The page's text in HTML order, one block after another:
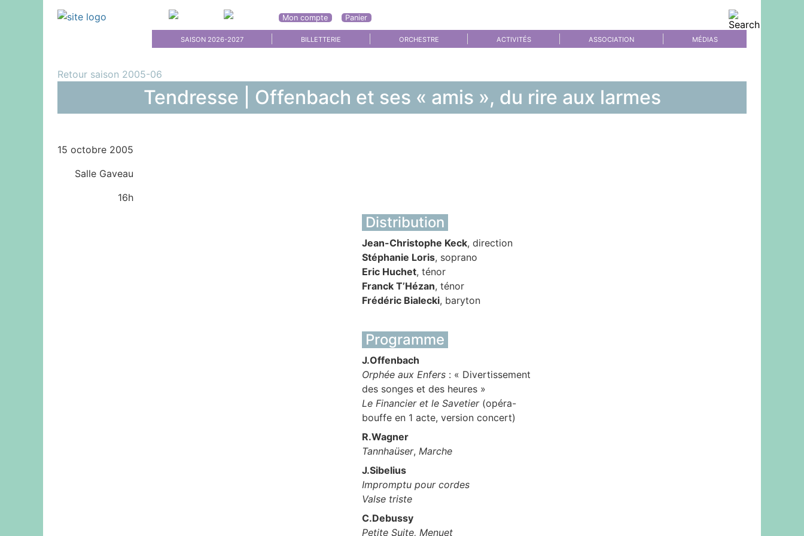
Mon compte Panier
Primary Menu
SAISON 2026-2027 BILLETTERIE ORCHESTRE ACTIVITÉS ASSOCIATION MÉDIAS
Retour saison 2005-06
Tendresse | Offenbach et ses « amis », du rire aux larmes
15 octobre 2005
Salle Gaveau
16h
Distribution
Jean-Christophe Keck, direction
Stéphanie Loris, soprano
Eric Huchet, ténor
Franck T’Hézan, ténor
Frédéric Bialecki, baryton
Programme
J.Offenbach
Orphée aux Enfers: « Divertissement
des songes et des heures »
Le Financier et le Savetier(opéra-
bouffe en 1 acte, version concert)
R.Wagner
Tannhaüser, Marche
J.Sibelius
Impromptu pour cordes
Valse triste
C.Debussy
Petite Suite, Menuet